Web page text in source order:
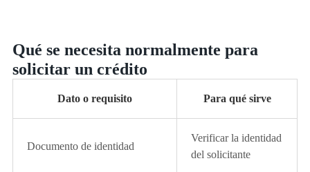
Qué se necesita normalmente para
solicitar un crédito
Dato o requisito Para qué sirve
Documento de identidad
Verificar la identidad
del solicitante